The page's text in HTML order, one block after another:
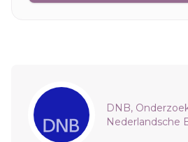
Sidebar
DNB,
Nederlandsche